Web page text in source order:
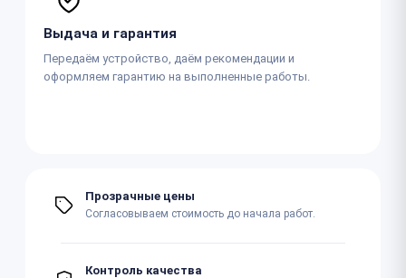
Выдача и гарантия
Передаём устройство, даём рекомендации и
оформляем гарантию на выполненные работы.
Прозрачные цены
Согласовываем стоимость до начала работ.
Контроль качества